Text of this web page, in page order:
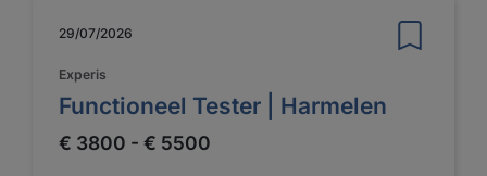
29/07/2026
Experis
Functioneel Tester | Harmelen
€ 3800 - € 5500